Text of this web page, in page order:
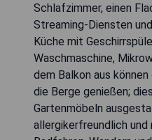
Schlafzimmer, einen
Streaming-Diensten
Küche mit
Waschmaschine,
dem Balkon aus
die Berge genießen;
Gartenmöbeln
allergikerfreundlich